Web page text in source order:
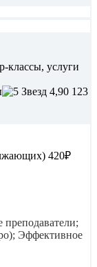
классы, услуги
4,90 123
420₽
Эффективное